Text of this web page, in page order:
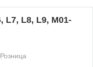
L7, L8, L9, M01-
Розница